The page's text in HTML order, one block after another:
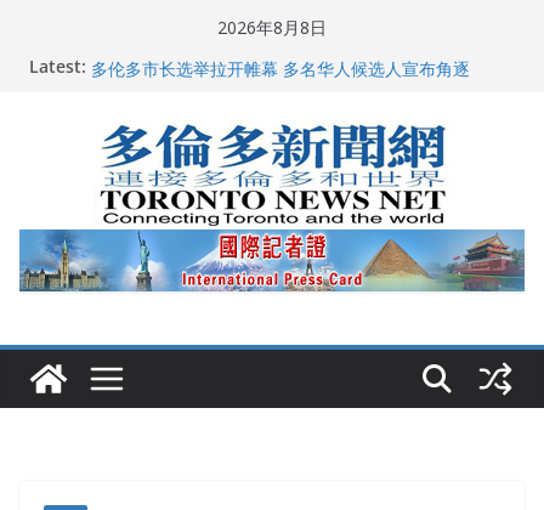
2026年8月8日
Latest: 龚晓华参加多伦多骄傲大游行 与市民分享竞选理念
特朗普称加拿大“不友善”并批评其领导层 卡尼：谈判事
关加拿大就业
2026加拿大青少年儿童绘画比赛颁奖典礼多伦多举行